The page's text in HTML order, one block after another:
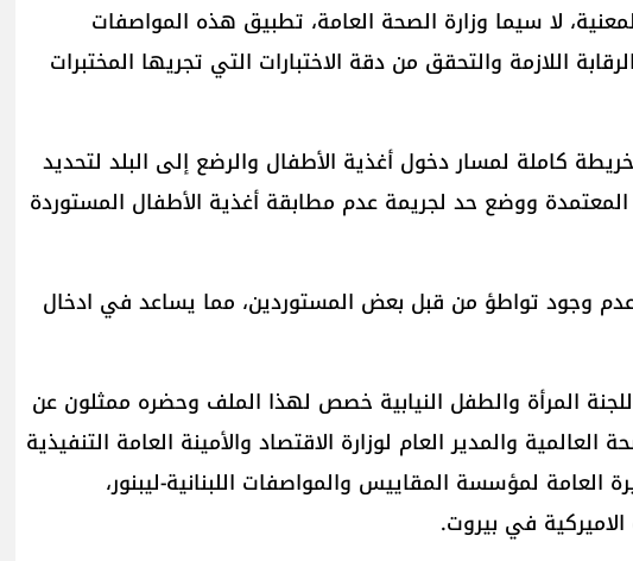
لا سيما وزارة الصحة العامة، تطبيق هذه المواصفات
اللازمة والتحقق من دقة الاختبارات التي تجريها المختبرات
كاملة لمسار دخول أغذية الأطفال والرضع إلى البلد لتحديد
ووضع حد لجريمة عدم مطابقة أغذية الأطفال المستوردة
وجود تواطؤ من قبل بعض المستوردين، مما يساعد في ادخال
المرأة والطفل النيابية خصص لهذا الملف وحضره ممثلون عن
والمدير العام لوزارة الاقتصاد والأمينة العامة التنفيذية
العامة لمؤسسة المقاييس والمواصفات اللبنانية-ليبنور،
في بيروت.